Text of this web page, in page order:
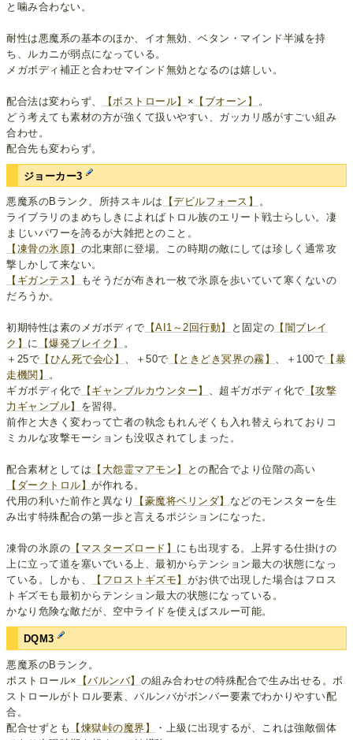
と噛み合わない。
耐性は悪魔系の基本のほか、イオ無効、ベタン・マインド半減を持
ち、ルカニが弱点になっている。
メガボディ補正と合わせマインド無効となるのは嬉しい。
配合法は変わらず、 【ボストロール】 × 【ブオーン】 。
どう考えても素材の方が強くて扱いやすい、ガッカリ感がすごい組み
合わせ。
配合先も変わらず。
ジョーカー3
悪魔系のBランク。所持スキルは 【デビルフォース】 。
ライブラリのまめちしきによればトロル族のエリート戦士らしい。凄
まじいパワーを誇るが大雑把とのこと。
【凍骨の氷原】 の北東部に登場。この時期の敵にしては珍しく通常攻
撃しかして来ない。
【ギガンテス】
もそうだが布きれ一枚で氷原を歩いていて寒くないの
だろうか。
初期特性は素のメガボディで 【AI1～2回行動】 と固定の 【闇ブレイ
ク】 に 【爆発ブレイク】 。
＋25で 【ひん死で会心】 、＋50で 【ときどき冥界の霧】 、＋100で 【暴
走機関】 。
ギガボディ化で 【ギャンブルカウンター】 、超ギガボディ化で 【攻撃
力ギャンブル】 を習得。
前作と大きく変わって亡者の執念もれんぞくも入れ替えられておりコ
ミカルな攻撃モーションも没収されてしまった。
配合素材としては 【大怨霊マアモン】
との配合でより位階の高い
【ダークトロル】が作れる。
代用の利いた前作と異なり
【豪魔将ベリンダ】 などのモンスターを生
み出す特殊配合の第一歩と言えるポジションになった。
凍骨の氷原の 【マスターズロード】 にも出現する。上昇する仕掛けの
上に立って道を塞いでいる上、最初からテンション最大の状態になっ
ている。しかも、
【フロストギズモ】 がお供で出現した場合はフロス
トギズモも最初からテンション最大の状態になっている。
かなり危険な敵だが、空中ライドを使えばスルー可能。
DQM3
悪魔系のBランク。
ボストロール×
【バルンバ】 の組み合わせの特殊配合で生み出せる。ボ
ストロールがトロル要素、バルンバがボンバー要素でわかりやすい配
合。
配合せずとも
【煉獄峠の魔界】
・上級に出現するが、これは強敵個体